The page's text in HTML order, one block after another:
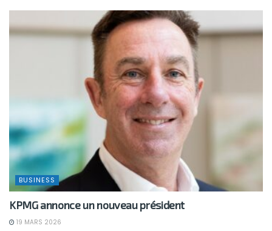
BUSINESS
KPMG annonce un nouveau président
19 MARS 2026